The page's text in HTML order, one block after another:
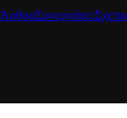
ΆρθραΣυνεργάτες